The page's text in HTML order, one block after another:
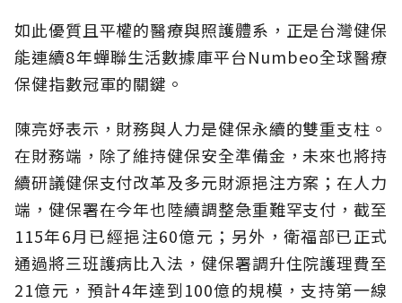
如此優質且平權的醫療與照護體系，正是台灣健保
能連續8年蟬聯生活數據庫平台Numbeo全球醫療
保健指數冠軍的關鍵。
陳亮妤表示，財務與人力是健保永續的雙重支柱。
在財務端，除了維持健保安全準備金，未來也將持
續研議健保支付改革及多元財源挹注方案；在人力
端，健保署在今年也陸續調整急重難罕支付，截至
115年6月已經挹注60億元；另外，衛福部已正式
通過將三班護病比入法，健保署調升住院護理費至
21億元，預計4年達到100億的規模，支持第一線